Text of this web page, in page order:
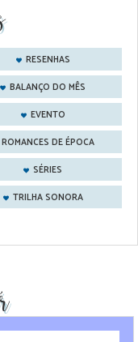
RESENHAS
BALANÇO DO MÊS
EVENTO
ROMANCES DE ÉPOCA
SÉRIES
TRILHA SONORA